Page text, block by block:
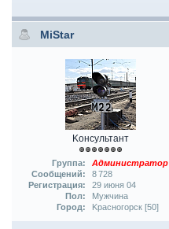
MiStar
Kонсультант
Группа:
Администратор
Сообщений:
8 728
Регистрация:
29 июня 04
Пол:
Мужчина
Город:
Kрасногорск [50]